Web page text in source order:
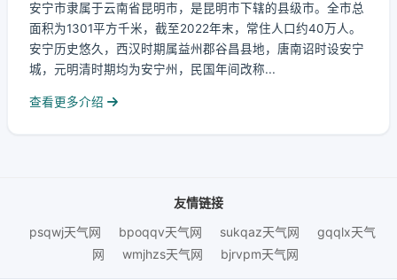
安宁市隶属于云南省昆明市，是昆明市下辖的县级市。全市总
面积为1301平方千米，截至2022年末，常住人口约40万人。
安宁历史悠久，西汉时期属益州郡谷昌县地，唐南诏时设安宁
城，元明清时期均为安宁州，民国年间改称...
查看更多介绍
友情链接
psqwj天气网
bpoqqv天气网 sukqaz天气网
gqqlx天气
网
wmjhzs天气网 bjrvpm天气网